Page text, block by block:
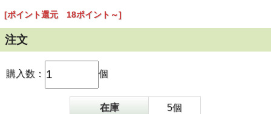
[ポイント還元 18ポイント～]
注文
購入数： 個
在庫 5個